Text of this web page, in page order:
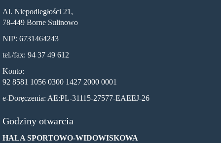
Al. Niepodległości 21,
78-449 Borne Sulinowo
NIP: 6731464243
tel./fax: 94 37 49 612
Konto:
92 8581 1056 0300 1427 2000 0001
e-Doręczenia: AE:PL-31115-27577-EAEEJ-26
Godziny otwarcia
HALA SPORTOWO-WIDOWISKOWA